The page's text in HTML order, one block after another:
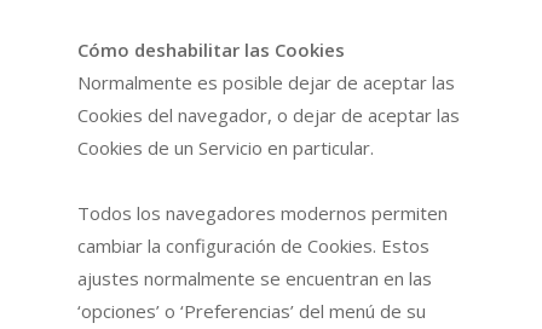
Cómo deshabilitar las Cookies
Normalmente es posible dejar de aceptar las
Cookies del navegador, o dejar de aceptar las
Cookies de un Servicio en particular.
Todos los navegadores modernos permiten
cambiar la configuración de Cookies. Estos
ajustes normalmente se encuentran en las
‘opciones’ o ‘Preferencias’ del menú de su